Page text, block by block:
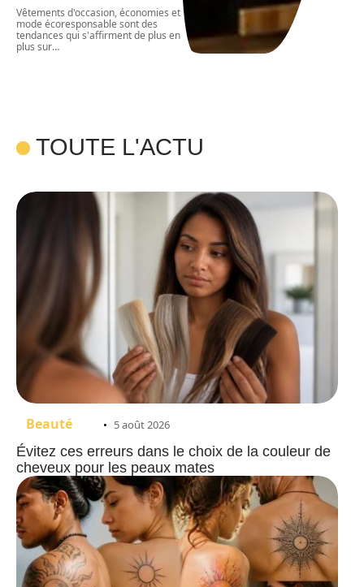
Vêtements d'occasion, économies et
mode écoresponsable sont des
tendances qui s'affirment de plus en
plus sur…
TOUTE L'ACTU
Beauté 5 août 2026
Évitez ces erreurs dans le choix de la couleur de
cheveux pour les peaux mates